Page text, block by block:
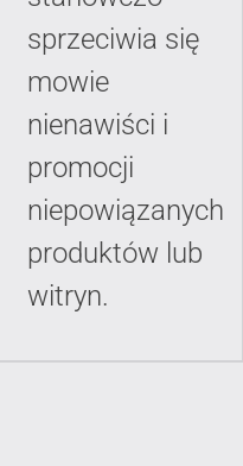
sprzeciwia się
mowie
nienawiści i
promocji
niepowiązanych
produktów lub
witryn.